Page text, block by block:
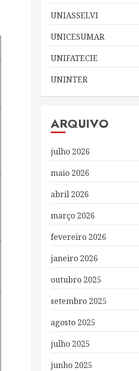
UNIASSELVI
UNICESUMAR
UNIFATECIE
UNINTER
ARQUIVO
julho 2026
maio 2026
abril 2026
março 2026
fevereiro 2026
janeiro 2026
outubro 2025
setembro 2025
agosto 2025
julho 2025
junho 2025